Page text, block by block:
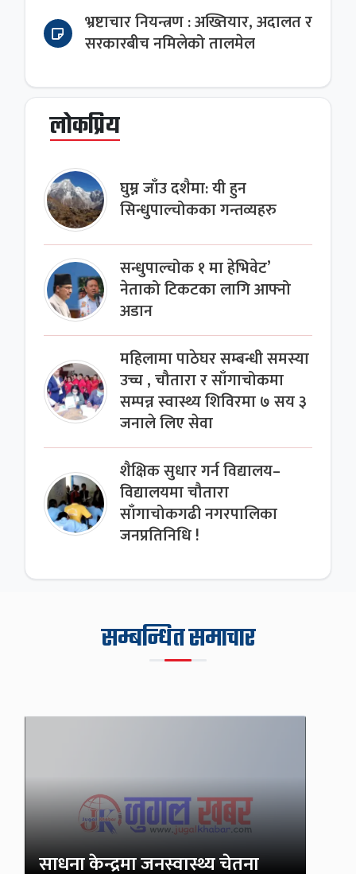
भ्रष्टाचार नियन्त्रण : अख्तियार, अदालत र
सरकारबीच नमिलेको तालमेल
लोकप्रिय
घुम्न जाँउ दशैमा: यी हुन
सिन्धुपाल्चोकका गन्तव्यहरु
सन्धुपाल्चोक १ मा हेभिवेट’
नेताको टिकटका लागि आफ्नो
अडान
महिलामा पाठेघर सम्बन्धी समस्या
उच्च , चौतारा र साँगाचोकमा
सम्पन्न स्वास्थ्य शिविरमा ७ सय ३
जनाले लिए सेवा
शैक्षिक सुधार गर्न विद्यालय–
विद्यालयमा चौतारा
साँगाचोकगढी नगरपालिका
जनप्रतिनिधि !
सम्बन्धित समाचार
साधना केन्द्रमा जनस्वास्थ्य चेतना